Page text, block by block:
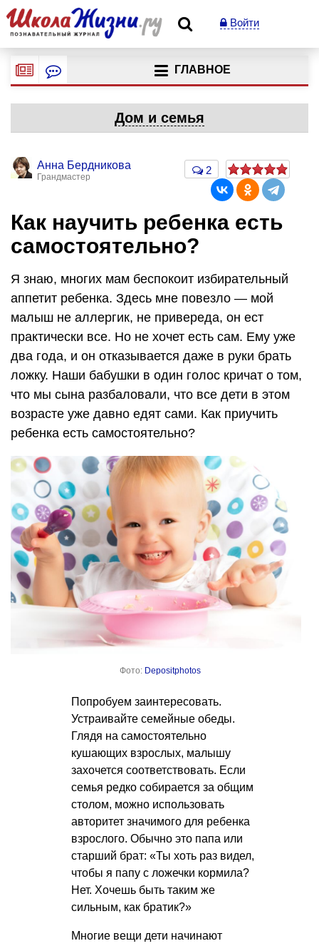
Войти
ГЛАВНОЕ
Дом и семья
Анна Бердникова
Грандмастер
2
Как научить ребенка есть
самостоятельно?
Я знаю, многих мам беспокоит избирательный
аппетит ребенка. Здесь мне повезло — мой
малыш не аллергик, не привереда, он ест
практически все. Но не хочет есть сам. Ему уже
два года, и он отказывается даже в руки брать
ложку. Наши бабушки в один голос кричат о том,
что мы сына разбаловали, что все дети в этом
возрасте уже давно едят сами. Как приучить
ребенка есть самостоятельно?
Фото: Depositphotos
Попробуем заинтересовать.
Устраивайте семейные обеды.
Глядя на самостоятельно
кушающих взрослых, малышу
захочется соответствовать. Если
семья редко собирается за общим
столом, можно использовать
авторитет значимого для ребенка
взрослого. Обычно это папа или
старший брат: «Ты хоть раз видел,
чтобы я папу с ложечки кормила?
Нет. Хочешь быть таким же
сильным, как братик?»
Многие вещи дети начинают